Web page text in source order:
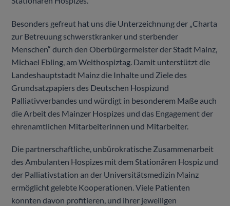
Besonders gefreut hat uns die Unterzeichnung der „Charta
zur Betreuung schwerstkranker und sterbender
Menschen“ durch den Oberbürgermeister der Stadt Mainz,
Michael Ebling, am Welthospiztag. Damit unterstützt die
Landeshauptstadt Mainz die Inhalte und Ziele des
Grundsatzpapiers des Deutschen Hospizund
Palliativverbandes und würdigt in besonderem Maße auch
die Arbeit des Mainzer Hospizes und das Engagement der
ehrenamtlichen Mitarbeiterinnen und Mitarbeiter.
Die partnerschaftliche, unbürokratische Zusammenarbeit
des Ambulanten Hospizes mit dem Stationären Hospiz und
der Palliativstation an der Universitätsmedizin Mainz
ermöglicht gelebte Kooperationen. Viele Patienten
konnten davon profitieren, und ihrer jeweiligen